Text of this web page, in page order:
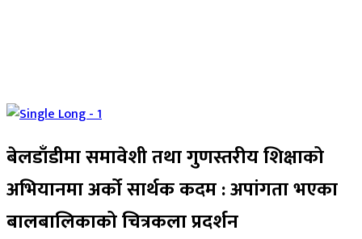
बेलडाँडीमा समावेशी तथा गुणस्तरीय शिक्षाको
अभियानमा अर्को सार्थक कदम : अपांगता भएका
बालबालिकाको चित्रकला प्रदर्शन